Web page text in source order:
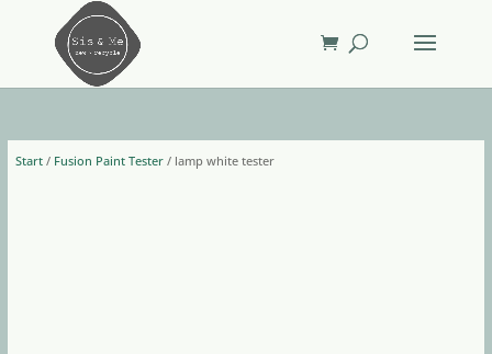
Start/ Fusion Paint Tester/ lamp white tester